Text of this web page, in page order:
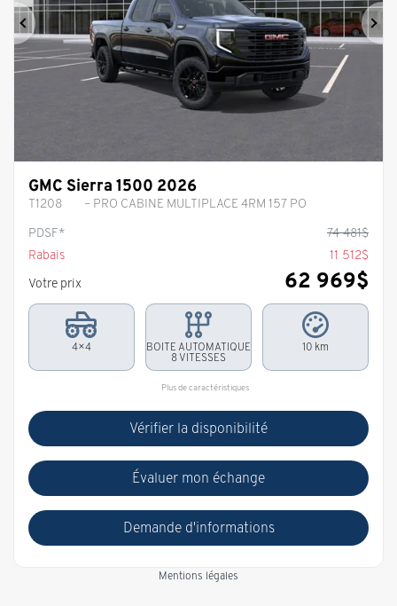
Précédent
GMC Sierra 1500 2026
T1208
– PRO CABINE MULTIPLACE 4RM 157 PO
PDSF*
74 481$
Rabais
11 512$
Votre prix
62 969$
4×4
BOITE AUTOMATIQUE
8 VITESSES
10 km
Plus de caractéristiques
Vérifier la disponibilité
Évaluer mon échange
Demande d'informations
Mentions légales